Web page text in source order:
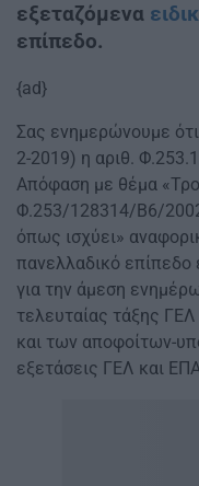
εξεταζόμενα
επίπεδο.
{ad}
Σας ενημερώνουμε
2-2019) η αριθ.
Απόφαση με θέμα
Φ.253/128314/Β6/
όπως ισχύει»
πανελλαδικό επίπεδο
για την άμεση
τελευταίας τάξης
και των αποφοίτων-
εξετάσεις ΓΕΛ και